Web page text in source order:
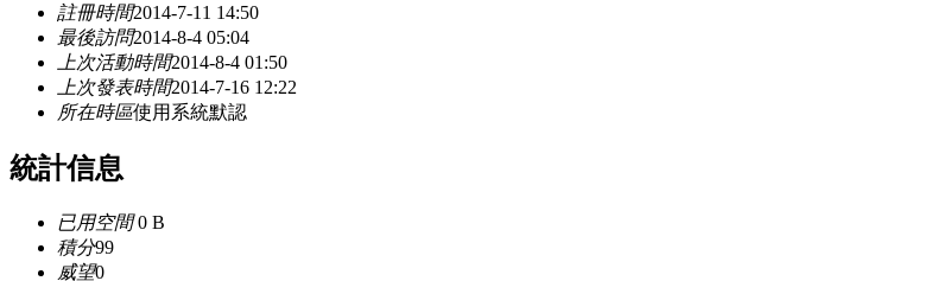
註冊時間2014-7-11 14:50
最後訪問2014-8-4 05:04
上次活動時間2014-8-4 01:50
上次發表時間2014-7-16 12:22
所在時區使用系統默認
統計信息
已用空間0 B
積分99
威望0